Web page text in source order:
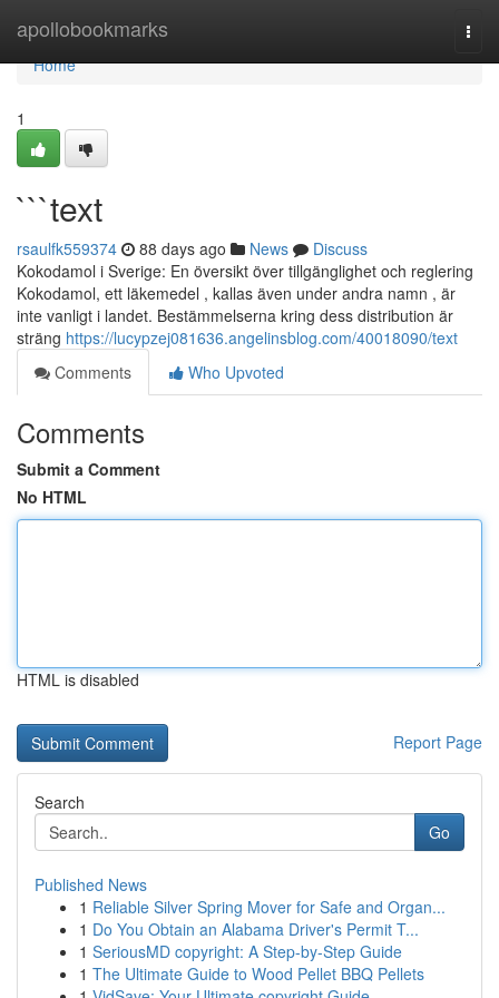
apollobookmarks
Home
Home
1
```text
rsaulfk559374 88 days ago News
Discuss
Kokodamol i Sverige: En översikt över tillgänglighet och reglering
Kokodamol, ett läkemedel , kallas även under andra namn , är
inte vanligt i landet. Bestämmelserna kring dess distribution är
sträng https://lucypzej081636.angelinsblog.com/40018090/text
Comments
Who Upvoted
Comments
Submit a Comment
No HTML
HTML is disabled
Report Page
Search
Go
Published News
1 Reliable Silver Spring Mover for Safe and Organ...
1 Do You Obtain an Alabama Driver's Permit T...
1 SeriousMD copyright: A Step-by-Step Guide
1 The Ultimate Guide to Wood Pellet BBQ Pellets